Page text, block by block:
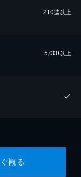
210誌以上
5,000以上
観る